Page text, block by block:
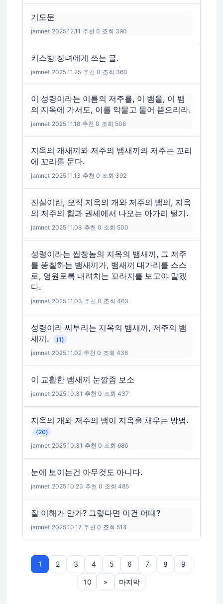
기도문
jamnet 2025.12.11 추천 0 조회 390
키스방 창녀에게 쓰는 글.
jamnet 2025.11.25 추천 0 조회 360
이 성령이라는 이름의 저주를, 이 뱀을, 이 뱀
의 지옥에 가서도, 이를 악물고 물어 뜯으리라.
jamnet 2025.11.18 추천 0 조회 508
지옥의 개새끼와 저주의 뱀새끼의 저주는 꼬리
에 꼬리를 문다.
jamnet 2025.11.13 추천 0 조회 392
진실이란, 오직 지옥의 개와 저주의 뱀의, 지옥
의 저주의 힘과 권세에서 나오는 아가리 털기.
jamnet 2025.11.03 추천 0 조회 500
성령이라는 씹창놈의 지옥의 뱀새끼, 그 저주
를 똥칠하는 뱀새끼가, 뱀새끼 대가리를 스스
로, 영원토록 내려치는 꼬라지를 보고야 말겠
다.
jamnet 2025.11.03 추천 0 조회 463
성령이라 씨부리는 지옥의 뱀새끼, 저주의 뱀
새끼.
(1)
jamnet 2025.11.02 추천 0 조회 438
이 교활한 뱀새끼 눈깔좀 보소
jamnet 2025.10.31 추천 0 조회 437
지옥의 개와 저주의 뱀이 지옥을 채우는 방법.
(20)
jamnet 2025.10.31 추천 0 조회 686
눈에 보이는건 아무것도 아니다.
jamnet 2025.10.23 추천 0 조회 485
잘 이해가 안가? 그렇다면 이건 어때?
jamnet 2025.10.17 추천 0 조회 514
1 2 3 4 5 6 7 8 9
10 » 마지막